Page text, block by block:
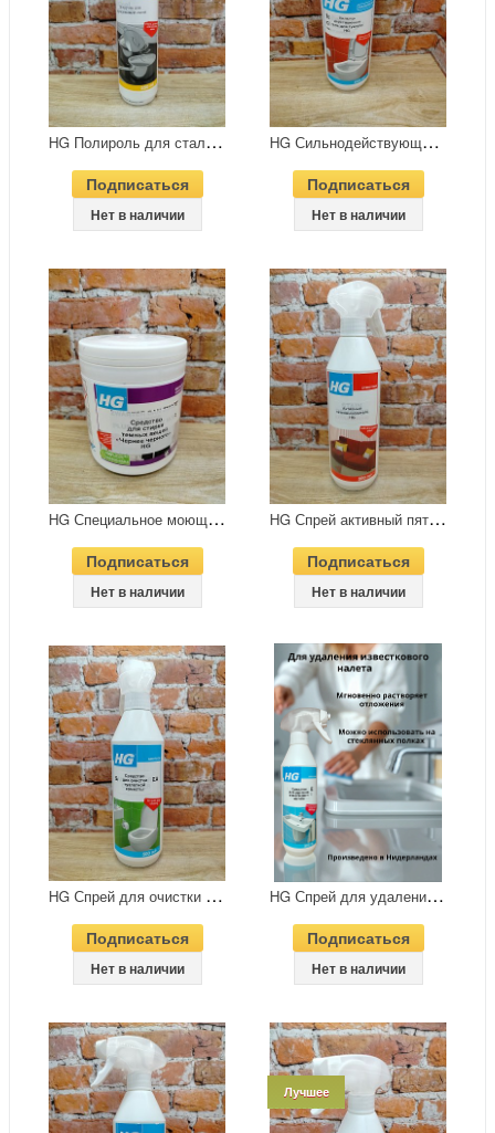
H
G Полироль для стали 250 мл
Подписаться
Нет в наличии
H
G Сильнодействующий чистящий гель для туалета 500 мл
Подписаться
Нет в наличии
H
G Специальное моющее средство для стирки темных вещей Чернее черного 500 гр в банке
Подписаться
Нет в наличии
H
G Спрей активный пятновыводитель 500 мл № 94
Подписаться
Нет в наличии
H
G Спрей для очистки туалетной комнаты 500 мл
Подписаться
Нет в наличии
H
G Спрей для удаления известкового налета 500 мл
Подписаться
Нет в наличии
Лучшее